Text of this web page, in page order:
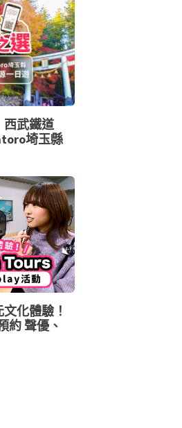
西武鐵道
埼玉縣
化體驗！
約 聲優、